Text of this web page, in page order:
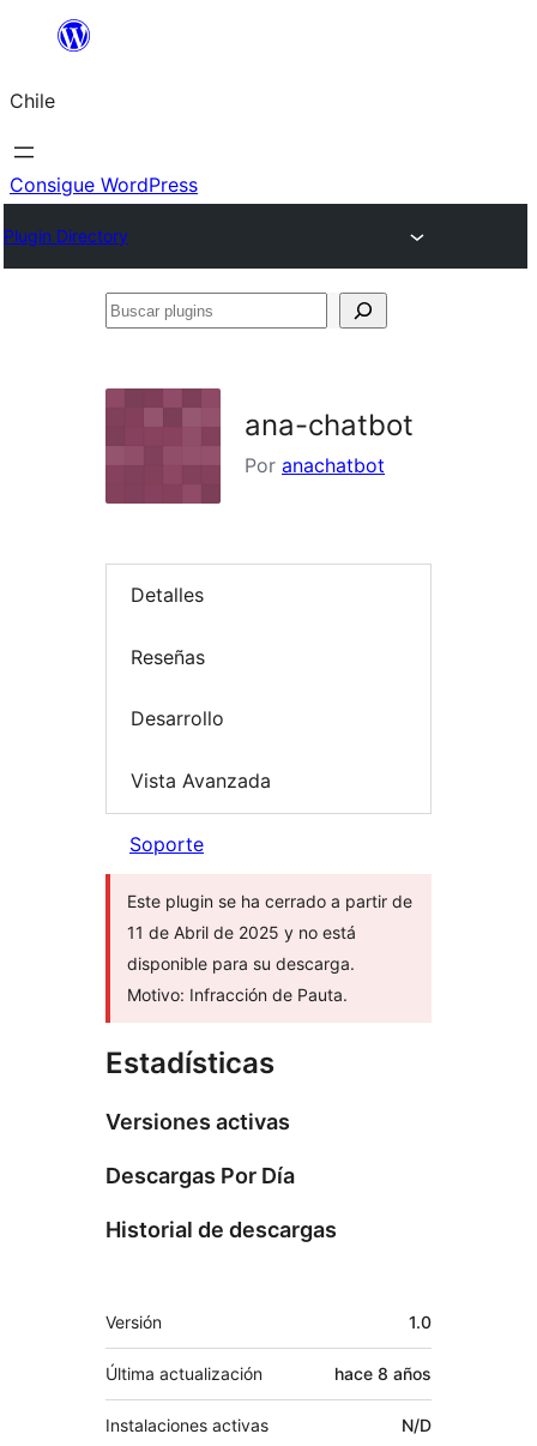
Saltar
contenido
Chile
Consigue WordPress
Plugin Directory
Buscar
ana-chatbot
Por anachatbot
Detalles
Reseñas
Desarrollo
Vista Avanzada
Soporte
Este plugin se ha cerrado a partir de
11 de Abril de 2025 y no está
disponible para su descarga.
Motivo: Infracción de Pauta.
Estadísticas
Versiones activas
Descargas Por Día
Historial de descargas
Meta
Versión 1.0
Última actualización hace 8 años
Instalaciones activas N/D